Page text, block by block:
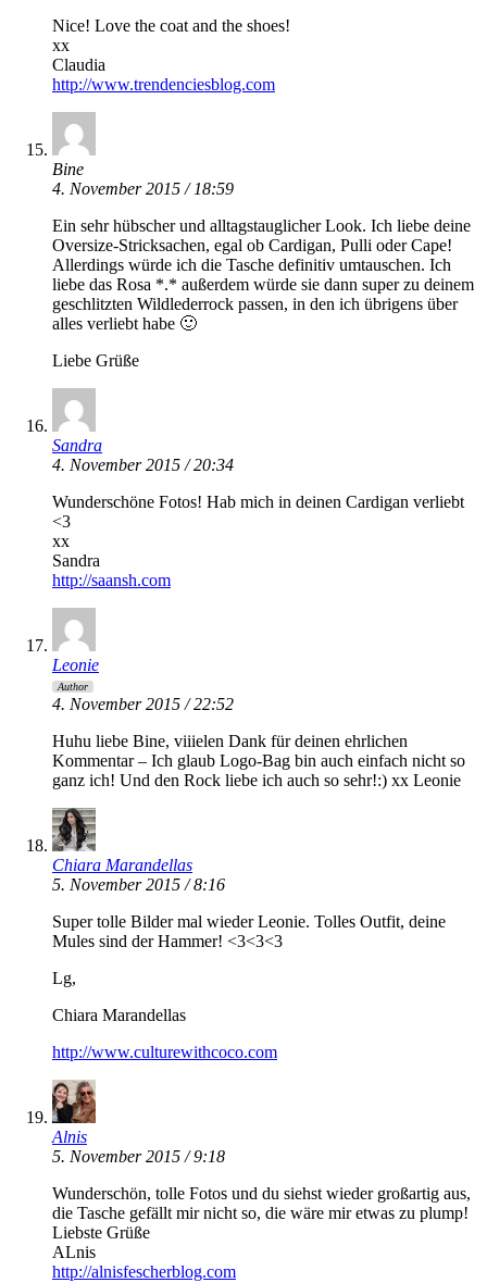
Nice! Love the coat and the shoes!
xx
Claudia
http://www.trendenciesblog.com
Bine
4. November 2015 / 18:59
Ein sehr hübscher und alltagstauglicher Look. Ich liebe deine
Oversize-Stricksachen, egal ob Cardigan, Pulli oder Cape!
Allerdings würde ich die Tasche definitiv umtauschen. Ich
liebe das Rosa *.* außerdem würde sie dann super zu deinem
geschlitzten Wildlederrock passen, in den ich übrigens über
alles verliebt habe 🙂
Liebe Grüße
Sandra
4. November 2015 / 20:34
Wunderschöne Fotos! Hab mich in deinen Cardigan verliebt
<3
xx
Sandra
http://saansh.com
Leonie
Author
4. November 2015 / 22:52
Huhu liebe Bine, viiielen Dank für deinen ehrlichen
Kommentar – Ich glaub Logo-Bag bin auch einfach nicht so
ganz ich! Und den Rock liebe ich auch so sehr!:) xx Leonie
Chiara Marandellas
5. November 2015 / 8:16
Super tolle Bilder mal wieder Leonie. Tolles Outfit, deine
Mules sind der Hammer! <3<3<3
Lg,
Chiara Marandellas
http://www.culturewithcoco.com
Alnis
5. November 2015 / 9:18
Wunderschön, tolle Fotos und du siehst wieder großartig aus,
die Tasche gefällt mir nicht so, die wäre mir etwas zu plump!
Liebste Grüße
ALnis
http://alnisfescherblog.com